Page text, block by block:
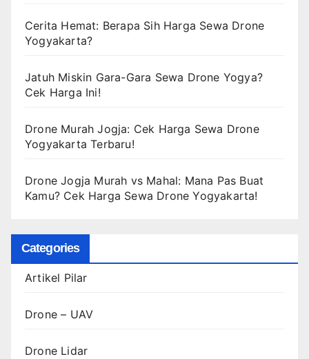
Cerita Hemat: Berapa Sih Harga Sewa Drone
Yogyakarta?
Jatuh Miskin Gara-Gara Sewa Drone Yogya?
Cek Harga Ini!
Drone Murah Jogja: Cek Harga Sewa Drone
Yogyakarta Terbaru!
Drone Jogja Murah vs Mahal: Mana Pas Buat
Kamu? Cek Harga Sewa Drone Yogyakarta!
Categories
Artikel Pilar
Drone – UAV
Drone Lidar